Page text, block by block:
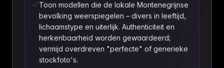
Toon modellen die de lokale Montenegrijnse
bevolking weerspiegelen – divers in leeftijd,
lichaamstype en uiterlijk. Authenticiteit en
herkenbaarheid worden gewaardeerd;
vermijd overdreven "perfecte" of generieke
stockfoto's.